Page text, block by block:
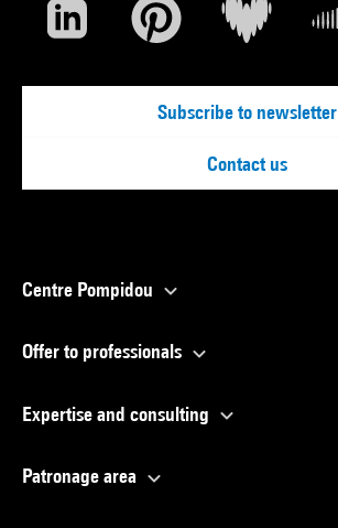
Subscribe to newsletter
Contact us
Centre Pompidou
Offer to professionals
Expertise and consulting
Patronage area